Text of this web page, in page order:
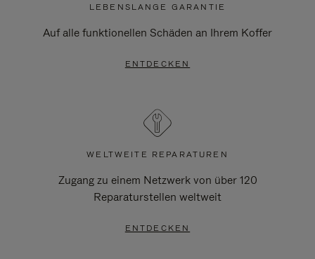
LEBENSLANGE GARANTIE
Auf alle funktionellen Schäden an Ihrem Koffer
ENTDECKEN
WELTWEITE REPARATUREN
Zugang zu einem Netzwerk von über 120
Reparaturstellen weltweit
ENTDECKEN